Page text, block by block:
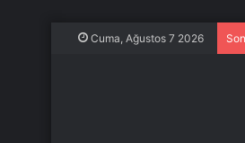
Cuma, Ağustos 7 2026